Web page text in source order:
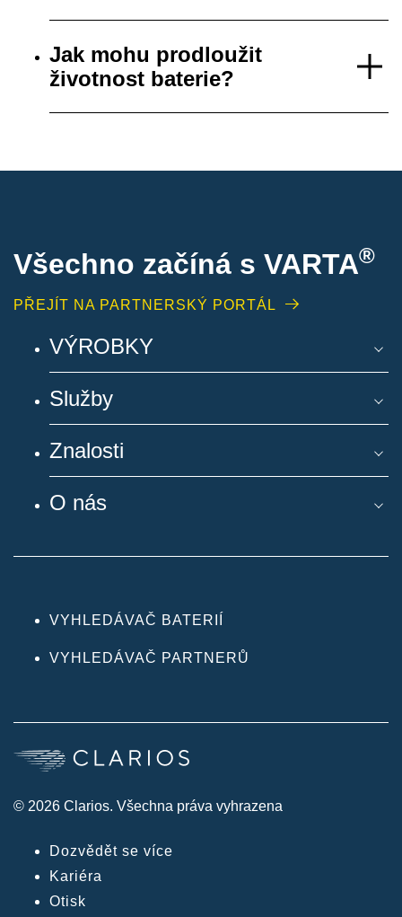
Jak mohu prodloužit
životnost baterie?
Všechno začíná s VARTA®
PŘEJÍT NA PARTNERSKÝ PORTÁL
VÝROBKY
Služby
Znalosti
O nás
VYHLEDÁVAČ BATERIÍ
VYHLEDÁVAČ PARTNERŮ
© 2026 Clarios. Všechna práva vyhrazena
Dozvědět se více
Kariéra
Otisk